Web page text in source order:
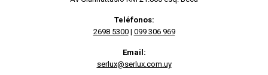
Teléfonos:
2698 5300| 099 306 969
Email:
serlux@serlux.com.uy